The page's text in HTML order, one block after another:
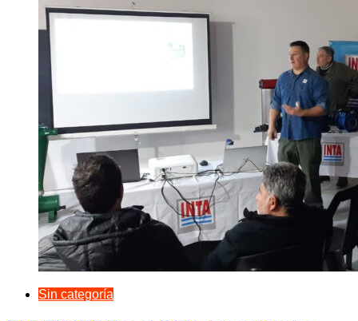
Sin categoría